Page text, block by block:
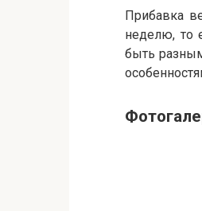
Прибавка
неделю, то
быть